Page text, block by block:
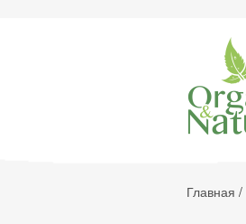
Главная /